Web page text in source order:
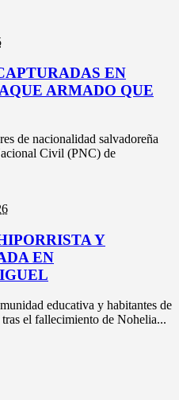
EN
ARMADO QUE
de nacionalidad salvadoreña
Civil (PNC) de
Y
EN
educativa y habitantes de
el fallecimiento de Nohelia...